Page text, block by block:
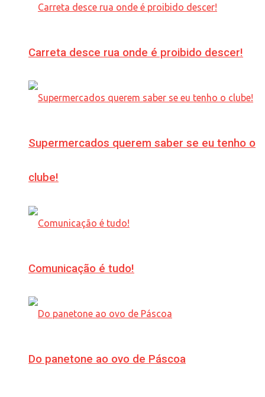
Carreta desce rua onde é proibido descer!
Supermercados querem saber se eu tenho o
clube!
Comunicação é tudo!
Do panetone ao ovo de Páscoa